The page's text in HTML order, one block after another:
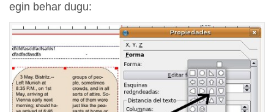
egin behar dugu: